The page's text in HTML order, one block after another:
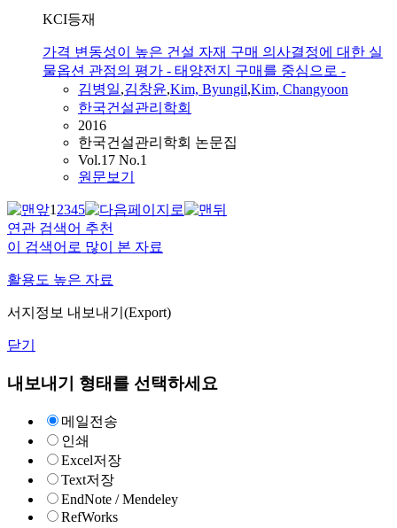
KCI등재
가격 변동성이 높은 건설 자재 구매 의사결정에 대한 실
물옵션 관점의 평가 - 태양전지 구매를 중심으로 -
김병일,김창윤,Kim, Byungil,Kim, Changyoon
한국건설관리학회
2016
한국건설관리학회 논문집
Vol.17 No.1
원문보기
12345
연관 검색어 추천
이 검색어로 많이 본 자료
활용도 높은 자료
서지정보 내보내기(Export)
닫기
내보내기 형태를 선택하세요
메일전송
인쇄
Excel저장
Text저장
EndNote / Mendeley
RefWorks